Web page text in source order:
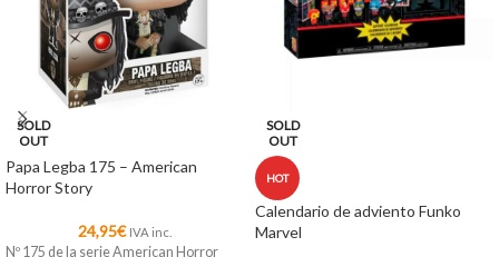
SOLD
OUT
Papa Legba 175 – American
Horror Story
24,95€ IVA inc.
Nº 175 de la serie American Horror
SOLD
OUT
HOT
Calendario de adviento Funko
Marvel